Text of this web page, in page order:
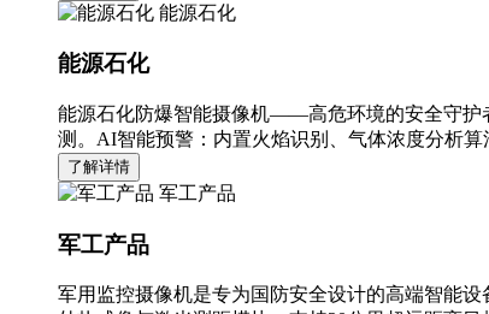
能源石化
能源石化
能源石化防爆智能摄像机——高危环境的安全守护
测。AI智能预警：内置火焰识别、气体浓度分析
了解详情
军工产品
军工产品
军用监控摄像机是专为国防安全设计的高端智能